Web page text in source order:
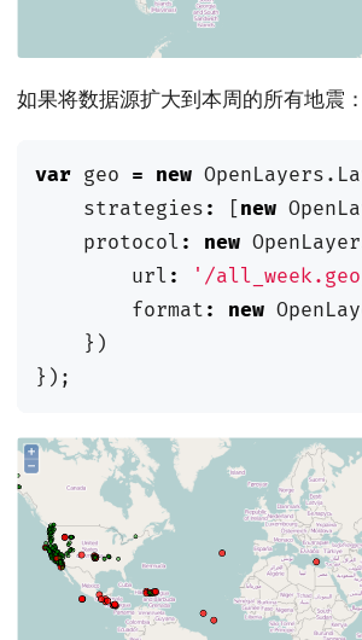
如果将数据源扩大到本周的所有地震：
var geo = new OpenLayers .
strategies : [new
protocol : new
url : '/
format : new
})
});